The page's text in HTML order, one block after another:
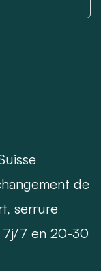
de
serrure
7j/7 en 20-30